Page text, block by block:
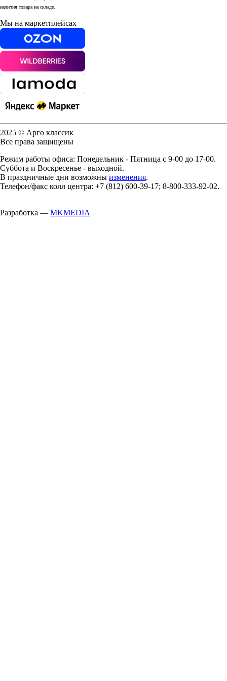
наличия товара на складе.
Мы на маркетплейсах
2025 © Арго классик
Все права защищены
Режим работы офиса: Понедельник - Пятница с 9-00 до 17-00.
Суббота и Воскресенье - выходной.
В праздничные дни возможны изменения.
Телефон/факс колл центра: +7 (812) 600-39-17; 8-800-333-92-02.
Разработка — MKMEDIA